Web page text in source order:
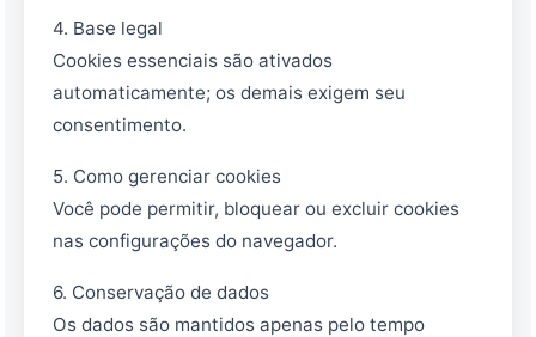
4. Base legal
Cookies essenciais são ativados
automaticamente; os demais exigem seu
consentimento.
5. Como gerenciar cookies
Você pode permitir, bloquear ou excluir cookies
nas configurações do navegador.
6. Conservação de dados
Os dados são mantidos apenas pelo tempo
Assistente EMAPI
Online agora